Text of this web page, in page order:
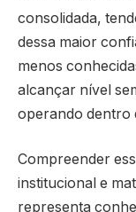
consolidada,
dessa maior
menos
alcançar nível
operando dentro
Compreender
institucional e
representa